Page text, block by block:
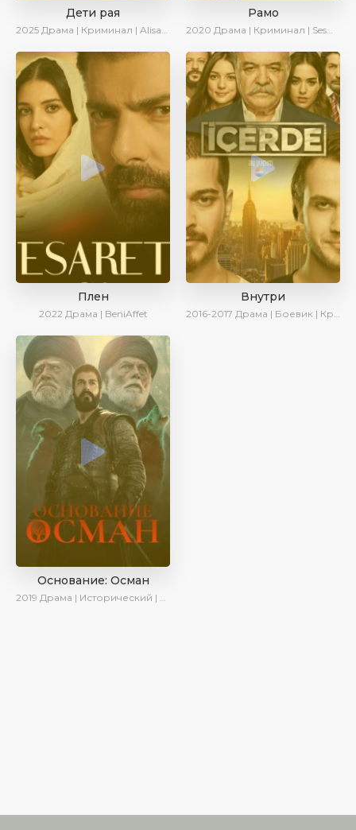
Дети рая
2025 Драма | Криминал | AlisaDirilis | Новинки | Сериалы 2025
Рамо
2020 Драма | Криминал | SesDizi | Ирина Котова
Плен
2022 Драма | BeniAffet
Внутри
2016-2017 Драма | Боевик | Криминал
Основание: Осман
2019 Драма | Исторический | Военный | AveTurk | Turok1990